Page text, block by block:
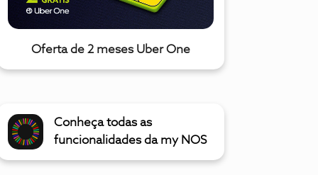
Oferta de 2 meses Uber One
Conheça todas as
funcionalidades da my NOS